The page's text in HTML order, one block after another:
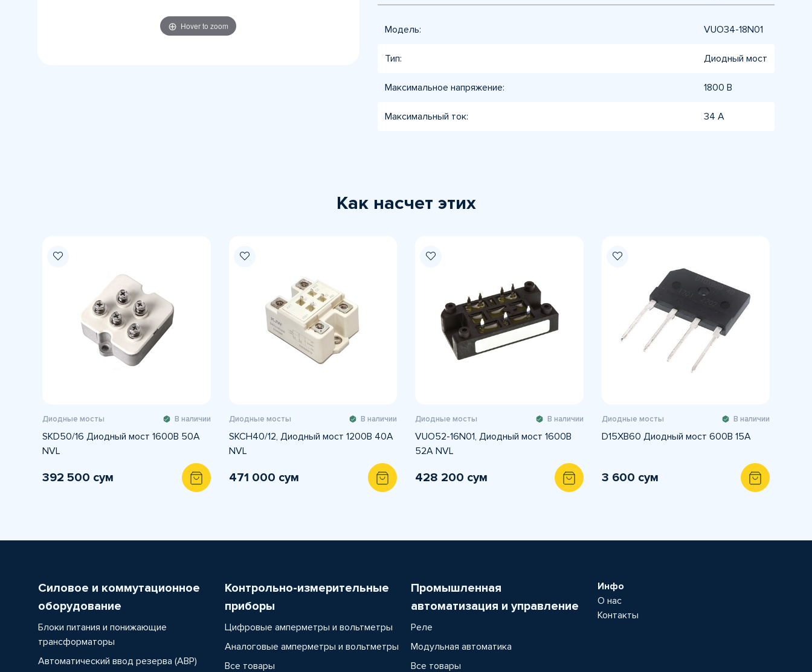
Hover to zoom Модель: VUO34-18N01
Тип: Диодный мост
Максимальное напряжение: 1800 В
Максимальный ток: 34 А
Как насчет этих
Диодные мосты В наличии
SKD50/16 Диодный мост 1600В 50А
NVL
392 500 сум
Диодные мосты В наличии
SKCH40/12, Диодный мост 1200В 40А
NVL
471 000 сум
Диодные мосты В наличии
VUO52-16N01, Диодный мост 1600В
52А NVL
428 200 сум
Диодные мосты В наличии
D15XB60 Диодный мост 600В 15А
3 600 сум
Силовое и коммутационное
оборудование
Блоки питания и понижающие
трансформаторы
Автоматический ввод резерва (АВР)
Контрольно-измерительные
приборы
Цифровые амперметры и вольтметры
Аналоговые амперметры и вольтметры
Все товары
Промышленная
автоматизация и управление
Реле
Модульная автоматика
Все товары
Инфо
О нас
Контакты